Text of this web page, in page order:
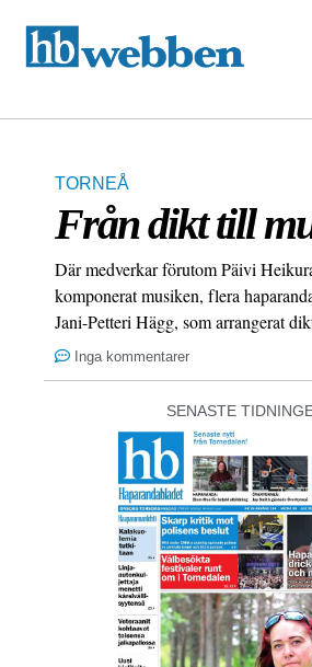
TORNEÅ
Från dikt till
Där medverkar förutom Päivi
komponerat musiken, flera
Jani-Petteri Hägg, som arrangerat
Inga kommentarer
SENASTE